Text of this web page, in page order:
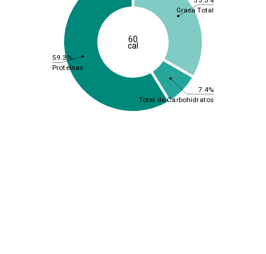
7.4%
59.3%
Grasa Total
Total de Carbohidratos
Proteínas
60
cal